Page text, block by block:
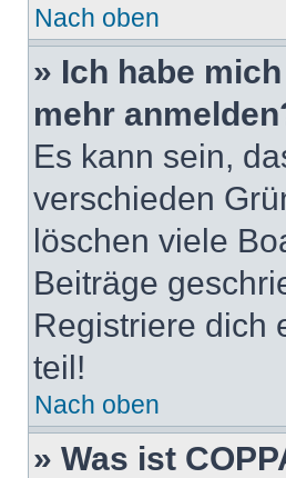
Nach oben
» Ich habe
mehr
Es kann sein,
verschieden
löschen viele
Beiträge
Registriere dich
teil!
Nach oben
» Was ist